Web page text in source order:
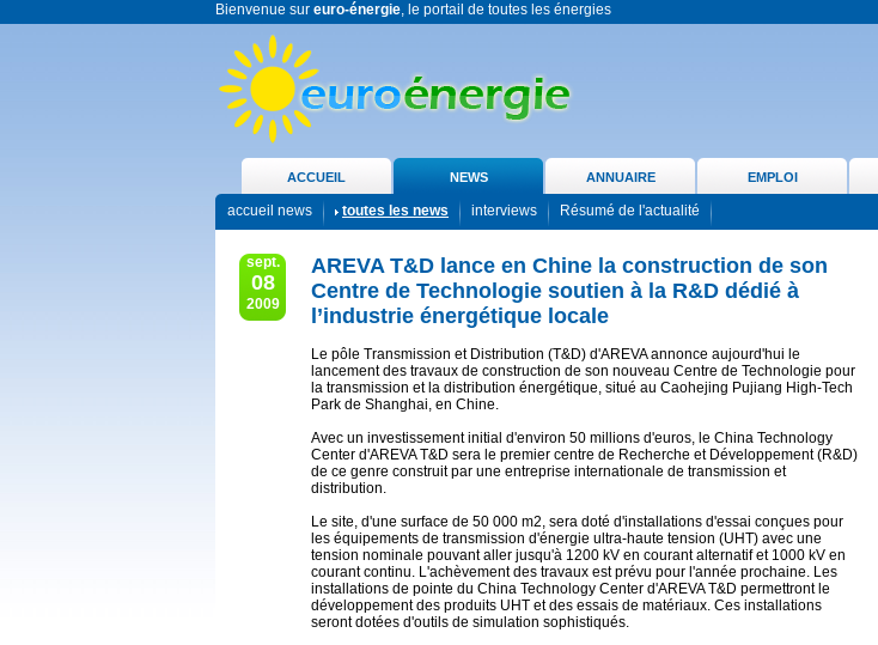
Bienvenue sur euro-énergie, le portail de toutes les énergies
ACCUEIL NEWS ANNUAIRE EMPLOI
accueil news toutes les news interviews Résumé de l'actualité
sept.
08
2009
AREVA T&D lance en Chine la construction de son
Centre de Technologie soutien à la R&D dédié à
l’industrie énergétique locale
Le pôle Transmission et Distribution (T&D) d'AREVA annonce aujourd'hui le
lancement des travaux de construction de son nouveau Centre de Technologie pour
la transmission et la distribution énergétique, situé au Caohejing Pujiang High-Tech
Park de Shanghai, en Chine.
Avec un investissement initial d'environ 50 millions d'euros, le China Technology
Center d'AREVA T&D sera le premier centre de Recherche et Développement (R&D)
de ce genre construit par une entreprise internationale de transmission et
distribution.
Le site, d'une surface de 50 000 m2, sera doté d'installations d'essai conçues pour
les équipements de transmission d'énergie ultra-haute tension (UHT) avec une
tension nominale pouvant aller jusqu'à 1200 kV en courant alternatif et 1000 kV en
courant continu. L'achèvement des travaux est prévu pour l'année prochaine. Les
installations de pointe du China Technology Center d'AREVA T&D permettront le
développement des produits UHT et des essais de matériaux. Ces installations
seront dotées d'outils de simulation sophistiqués.